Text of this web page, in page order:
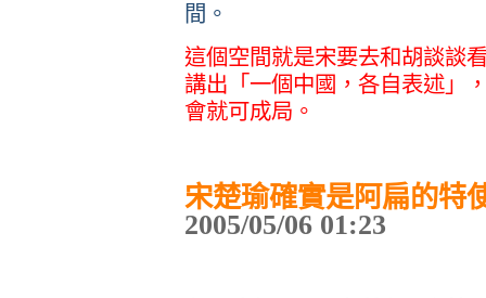
間。
這個空間就是宋要去和胡談談
講出「一個中國，各自表述」
會就可成局。
宋楚瑜確實是阿扁的特
2005/05/06 01:23